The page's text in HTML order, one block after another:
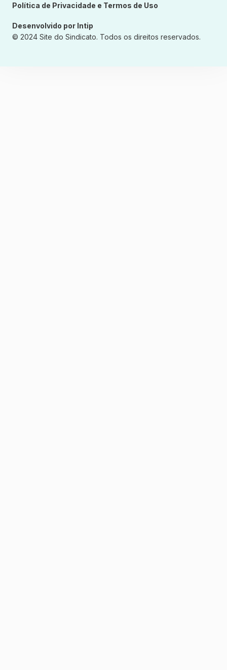
Política de Privacidade e Termos de Uso
Desenvolvido por Intip
© 2024 Site do Sindicato. Todos os direitos reservados.